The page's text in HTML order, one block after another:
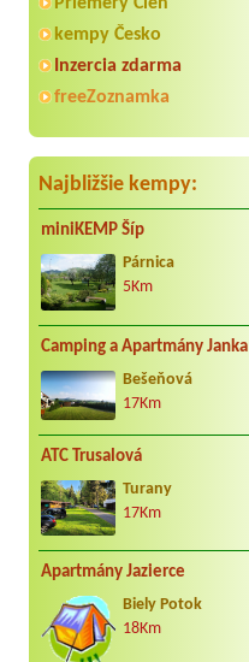
kempy Česko
Inzercia zdarma
freeZoznamka
Najbližšie kempy:
miniKEMP Šíp
Párnica
5Km
Camping a Apartmány Janka
Bešeňová
17Km
ATC Trusalová
Turany
17Km
Apartmány Jazierce
Biely Potok
18Km